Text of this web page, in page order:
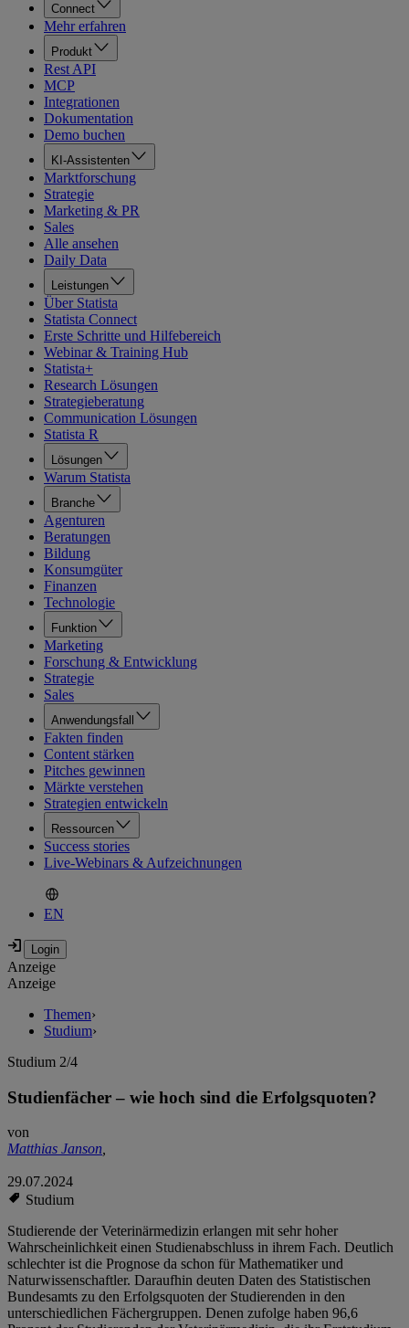
Connect
Mehr erfahren
Produkt
Rest API
MCP
Integrationen
Dokumentation
Demo buchen
KI-Assistenten
Marktforschung
Strategie
Marketing & PR
Sales
Alle ansehen
Daily Data
Leistungen
Über Statista
Statista Connect
Erste Schritte und Hilfebereich
Webinar & Training Hub
Statista+
Research Lösungen
Strategieberatung
Communication Lösungen
Statista R
Lösungen
Warum Statista
Branche
Agenturen
Beratungen
Bildung
Konsumgüter
Finanzen
Technologie
Funktion
Marketing
Forschung & Entwicklung
Strategie
Sales
Anwendungsfall
Fakten finden
Content stärken
Pitches gewinnen
Märkte verstehen
Strategien entwickeln
Ressourcen
Success stories
Live-Webinars & Aufzeichnungen
EN
Anzeige
Anzeige
Themen›
Studium›
Studium 2/4
Studienfächer – wie hoch sind die Erfolgsquoten?
von
Matthias Janson,
29.07.2024
Studium
Studierende der Veterinärmedizin erlangen mit sehr hoher
Wahrscheinlichkeit einen Studienabschluss in ihrem Fach. Deutlich
schlechter ist die Prognose da schon für Mathematiker und
Naturwissenschaftler. Daraufhin deuten Daten des Statistischen
Bundesamts zu den Erfolgsquoten der Studierenden in den
unterschiedlichen Fächergruppen. Denen zufolge haben 96,6